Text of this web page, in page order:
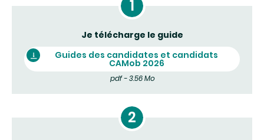
Je télécharge le guide
Guides des candidates et candidats
CAMob 2026
pdf - 3.56 Mo